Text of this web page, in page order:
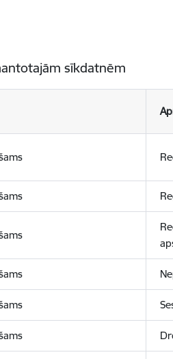
sīkdatnēm